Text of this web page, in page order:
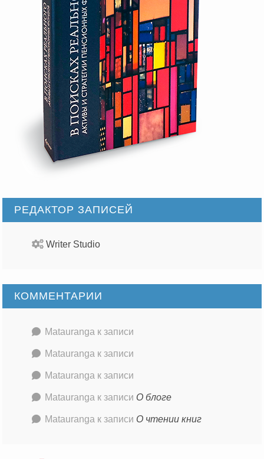
РЕДАКТОР ЗАПИСЕЙ
Writer Studio
КОММЕНТАРИИ
Matauranga к записи
Matauranga к записи
Matauranga к записи
Matauranga к записи О блоге
Matauranga к записи О чтении книг